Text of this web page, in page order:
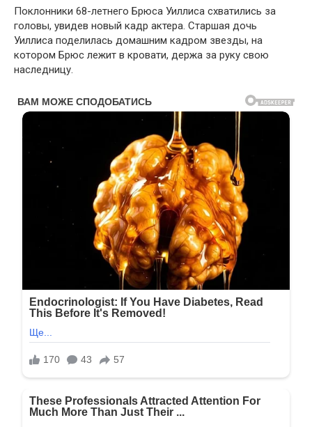
Поклонники 68-летнего Брюса Уиллиса схватились за
головы, увидев новый кадр актера. Старшая дочь
Уиллиса поделилась домашним кадром звезды, на
котором Брюс лежит в кровати, держа за руку свою
наследницу.